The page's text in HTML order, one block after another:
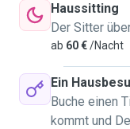
Haussitting
Der Sitter
ab 60 €/Nacht
Ein
Buche einen
kommt und